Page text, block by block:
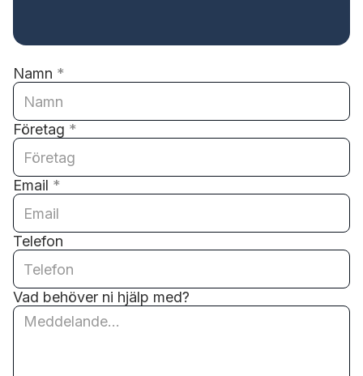
Namn *
Företag *
Email *
Telefon
Vad behöver ni hjälp med?